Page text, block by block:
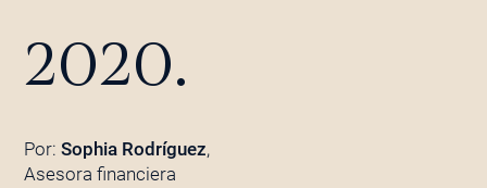
2020.
Por: Sophia Rodríguez,
Asesora financiera